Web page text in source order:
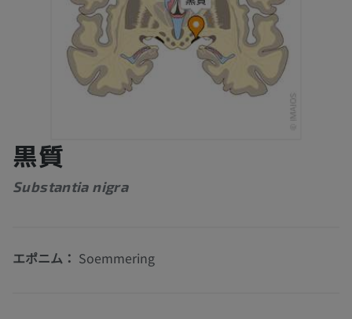
黒質
Substantia nigra
エポニム： Soemmering